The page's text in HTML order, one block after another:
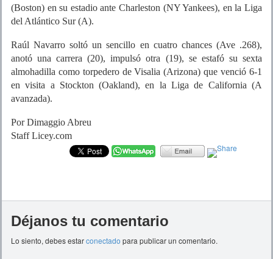
(Boston) en su estadio ante Charleston (NY Yankees), en la Liga
del Atlántico Sur (A).
Raúl Navarro soltó un sencillo en cuatro chances (Ave .268),
anotó una carrera (20), impulsó otra (19), se estafó su sexta
almohadilla como torpedero de Visalia (Arizona) que venció 6-1
en visita a Stockton (Oakland), en la Liga de California (A
avanzada).
Por Dimaggio Abreu
Staff Licey.com
Déjanos tu comentario
Lo siento, debes estarconectado para publicar un comentario.